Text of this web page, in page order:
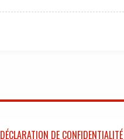
DÉCLARATION DE CONFIDENTIALITÉ